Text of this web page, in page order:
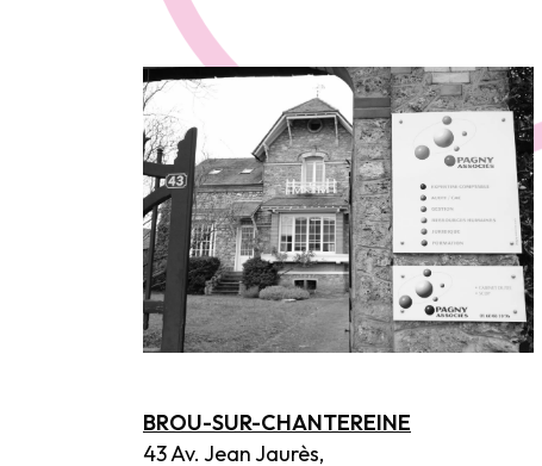
BROU-SUR-CHANTEREINE
43 Av. Jean Jaurès,